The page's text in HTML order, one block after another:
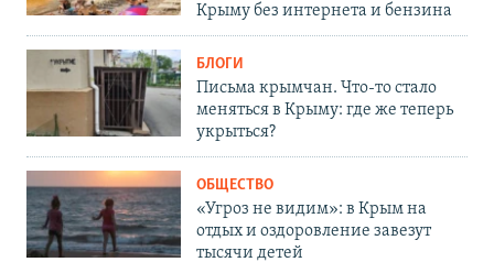
Крыму без интернета и бензина
БЛОГИ
Письма крымчан. Что-то стало
меняться в Крыму: где же теперь
укрыться?
ОБЩЕСТВО
«Угроз не видим»: в Крым на
отдых и оздоровление завезут
тысячи детей